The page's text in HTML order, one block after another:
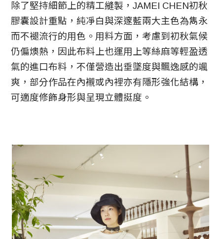
除了堅持細節上的精工縫製，JAMEI CHEN初秋
膠囊設計重點，純凈白與深邃藍兩大主色為雋永
而不褪流行的用色。用料方面，考慮到初秋氣候
仍偏燠熱，因此布料上也運用上等絲麻等輕盈透
氣的進口布料，不僅營造出垂墜度與飄逸感的颯
爽，部分作品在內襯或內裡亦有隱形強化結構，
可適度修飾身形與呈現立體挺度。